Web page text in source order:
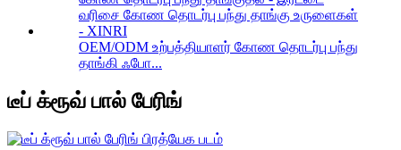
OEM/ODM உற்பத்தியாளர் கோண தொடர்பு பந்து
தாங்கி ஃபோ...
டீப் க்ரூவ் பால் பேரிங்